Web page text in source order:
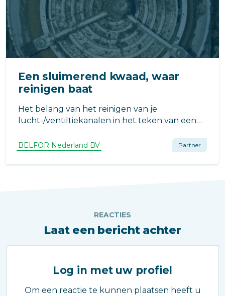
Een sluimerend kwaad, waar
reinigen baat
Het belang van het reinigen van je
lucht-/ventiltiekanalen in het teken van een
BELFOR Nederland BV Partner
REACTIES
Laat een bericht achter
Log in met uw profiel
Om een reactie te kunnen plaatsen heeft u